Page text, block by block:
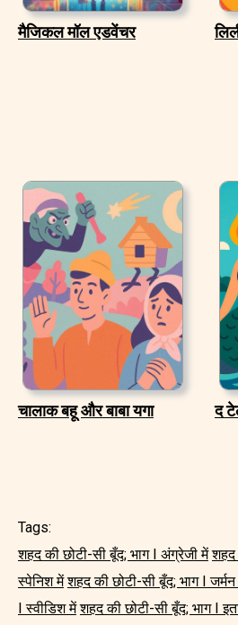
मैजिकल मॉल एडवेंचर
चालाक बहू और बाबा यगा द
Tags:
शहद की छोटी-सी बूँद; भाग I अंग्रेजी में शहद
स्पेनिश में शहद की छोटी-सी बूँद; भाग I
I स्वीडिश में शहद की छोटी-सी बूँद; भाग I